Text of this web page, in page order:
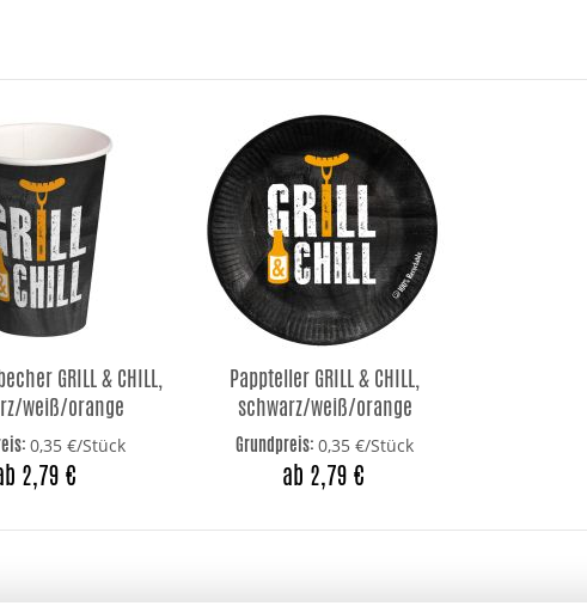
GRILL & CHILL,
weiß/orange
0,35 €/Stück
2,79 €
Pappteller GRILL & CHILL,
schwarz/weiß/orange
Grundpreis: 0,35 €/Stück
ab 2,79 €